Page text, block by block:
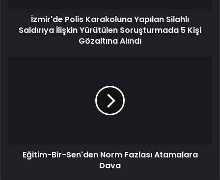
İzmir'de Polis Karakoluna Yapılan Silahlı
Saldırıya İlişkin Yürütülen Soruşturmada 5 Kişi
Gözaltına Alındı
Eğitim-Bir-Sen'den Norm Fazlası Atamalara
Dava